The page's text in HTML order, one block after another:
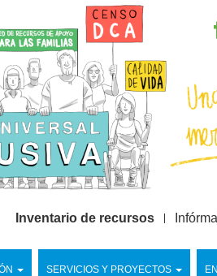
SERVICIOS Y PROYECTOS
Inventario de recursos